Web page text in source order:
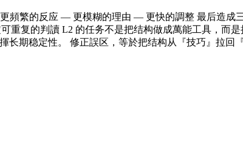
繁的反应 — 更模糊的理由 — 更快的調整 最后造成三
重复的判讀 L2 的任务不是把结构做成萬能工具，而
长期稳定性。 修正誤区，等於把结构从『技巧』拉回